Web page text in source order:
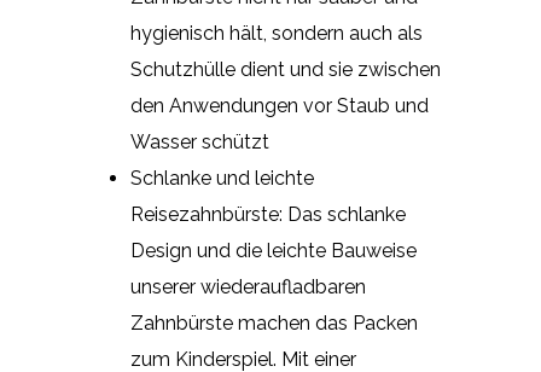
hygienisch hält, sondern auch als
Schutzhülle dient und sie zwischen
den Anwendungen vor Staub und
Wasser schützt
Schlanke und leichte
Reisezahnbürste: Das schlanke
Design und die leichte Bauweise
unserer wiederaufladbaren
Zahnbürste machen das Packen
zum Kinderspiel. Mit einer